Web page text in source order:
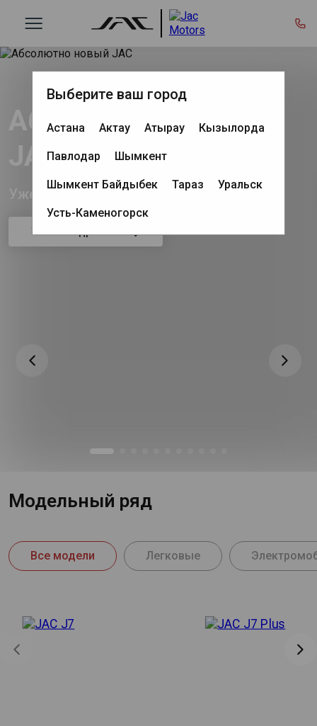
Абсолютно новый
JAC
Уже в продаже!
Узнать подробнее
Модельный ряд
Все модели Легковые
Выберите ваш город
Астана Актау Атырау Кызылорда
Павлодар Шымкент
Шымкент Байдыбек Тараз Уральск
Усть-Каменогорск